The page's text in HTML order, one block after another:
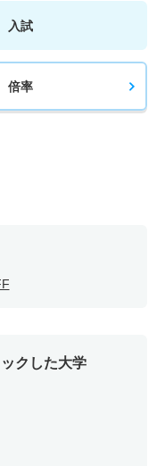
入試
倍率
クした大学